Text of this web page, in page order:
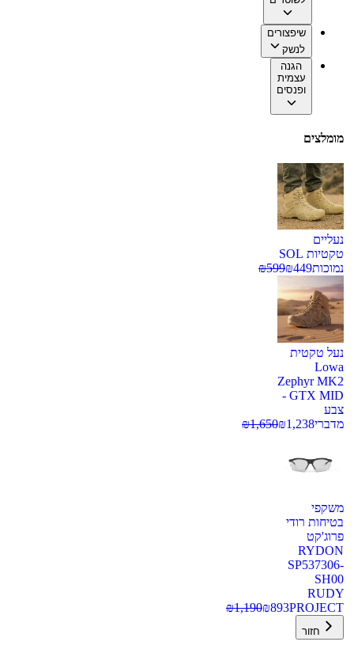
שיפצורים
לנשק
הגנה
עצמית
ופנסים
מומלצים
נעליים
טקטיות SOL
נמוכות
₪449
₪599
נעל טקטית
Lowa
Zephyr MK2
GTX MID -
צבע
מדברי
₪1,238
₪1,650
משקפי
בטיחות רודי
פרוג'קט
RYDON
SP537306-
SH00
RUDY
PROJECT
₪893
₪1,190
חזור